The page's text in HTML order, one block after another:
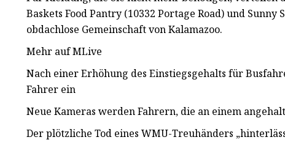
Baskets Food Pantry (10332 Portage Road) und
obdachlose Gemeinschaft von Kalamazoo.
Mehr auf MLive
Nach einer Erhöhung des Einstiegsgehalts für
Fahrer ein
Neue Kameras werden Fahrern, die an einem
Der plötzliche Tod eines WMU-Treuhänders